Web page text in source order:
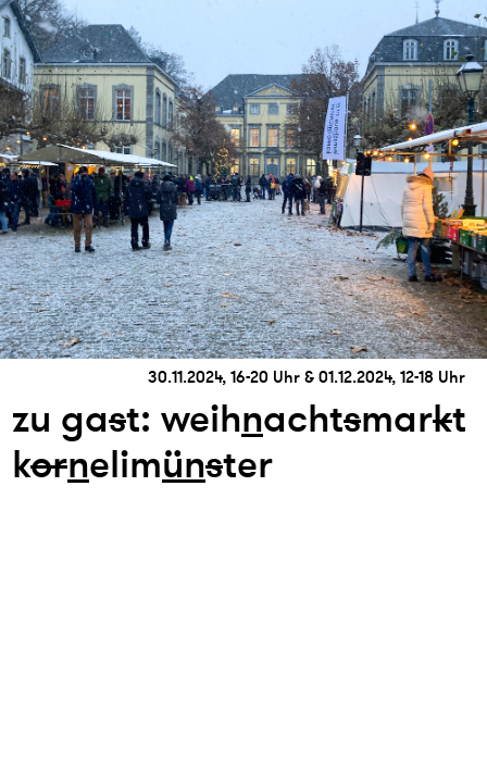
30.11.2024, 16-20 Uhr & 01.12.2024, 12-18 Uhr
zu gast: weihnachtsmarkt
kornelimünster